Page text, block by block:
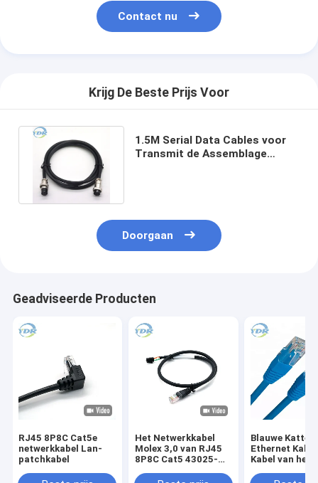
Contact nu
Krijg De Beste Prijs Voor
1.5M Serial Data Cables voor
Transmit de Assemblage
Doorgaan
Geadviseerde Producten
RJ45 8P8C Cat5e
netwerkkabel Lan-
patchkabel
Het Netwerkkabel
Molex 3,0 van RJ45
8P8C Cat5 43025-
Draaduitrusting
Blauwe
Ethernet
Kabel van het
Voet Rj45